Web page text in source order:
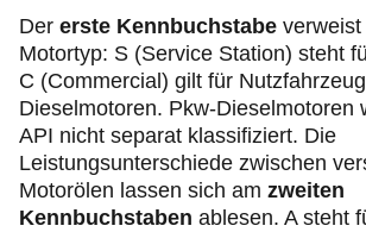
Der erste Kennbuchstabe
Motortyp: S (Service Station) steht
C (Commercial) gilt für
Dieselmotoren. Pkw-Dieselmotoren
API nicht separat klassifiziert. Die
Leistungsunterschiede zwischen
Motorölen lassen sich am zweiten
Kennbuchstaben ablesen. A steht